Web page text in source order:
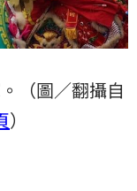
（圖／翻攝自
）